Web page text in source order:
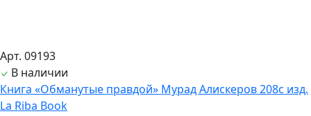
Арт. 09193
В наличии
Книга «Обманутые правдой» Мурад Алискеров 208с изд.
La Riba Book